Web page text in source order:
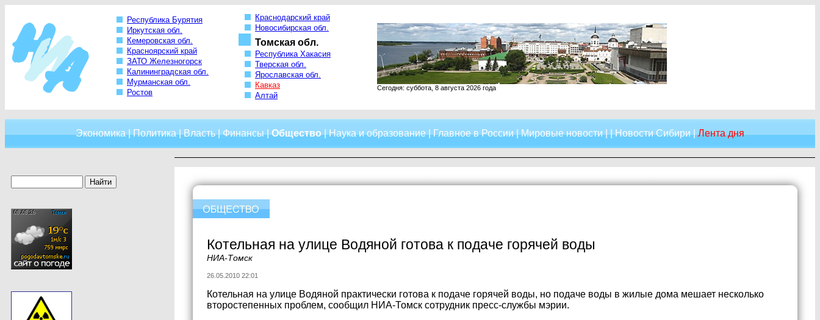
Республика Бурятия
Иркутская обл.
Кемеровская обл.
Красноярский край
ЗАТО Железногорск
Калининградская обл.
Мурманская обл.
Ростов
Краснодарский край
Новосибирская обл.
Томская обл.
Республика Хакасия
Тверская обл.
Ярославская обл.
Кавказ
Алтай
Сегодня: суббота, 8 августа 2026 года
Экономика|Политика|Власть|Финансы|Общество|Наука и образование|Главное в России|Мировые новости| |Новости Сибири|Лента дня
Котельная на улице Водяной готова к подаче горячей воды
НИА-Томск
26.05.2010 22:01
Котельная на улице Водяной практически готова к подаче горячей воды, но подаче воды в жилые дома мешает несколько
второстепенных проблем, сообщил НИА-Томск сотрудник пресс-службы мэрии.